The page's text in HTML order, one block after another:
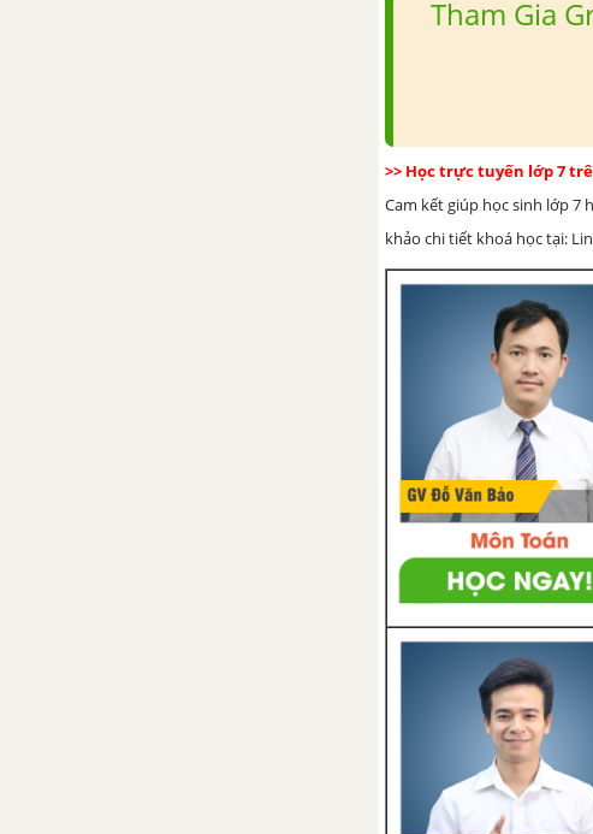
Tham Gia
>> Học trực tuyến lớp 7
Cam kết giúp học sinh lớp 7
khảo chi tiết khoá học tại: